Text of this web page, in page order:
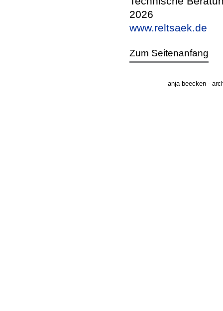
2026
www.reltsaek.de
Zum Seitenanfang
anja beecken -